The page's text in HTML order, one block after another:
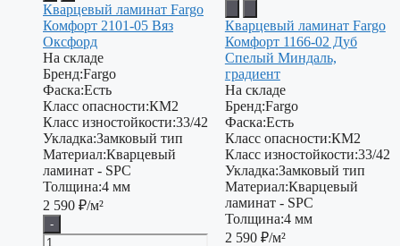
Кварцевый ламинат Fargo
Комфорт 2101-05 Вяз
Оксфорд
На складе
Бренд:Fargo
Фаска:Есть
Класс опасности:КМ2
Класс изностойкости:33/42
Укладка:Замковый тип
Материал:Кварцевый
ламинат - SPC
Толщина:4 мм
2 590 ₽/м²
-
Кварцевый ламинат Fargo
Комфорт 1166-02 Дуб
Спелый Миндаль,
градиент
На складе
Бренд:Fargo
Фаска:Есть
Класс опасности:КМ2
Класс изностойкости:33/42
Укладка:Замковый тип
Материал:Кварцевый
ламинат - SPC
Толщина:4 мм
2 590 ₽/м²